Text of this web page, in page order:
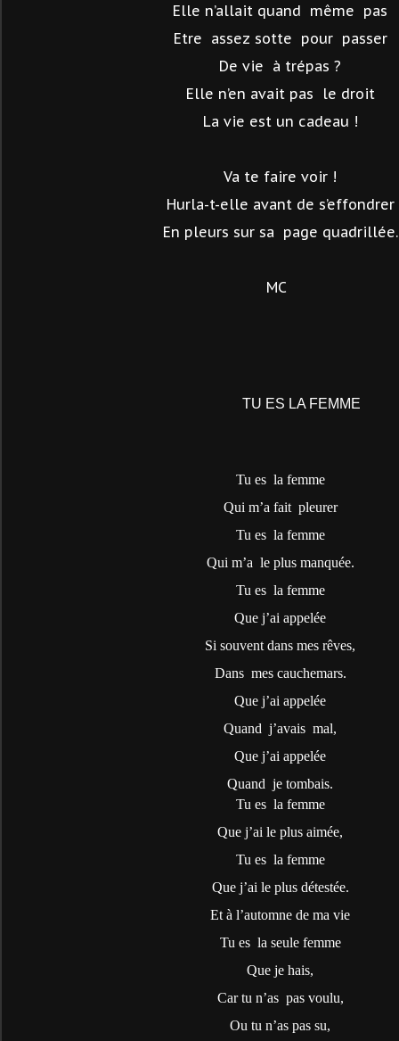
Elle n’allait quand même pas
Etre assez sotte pour passer
De vie à trépas ?
Elle n’en avait pas
le droit
La vie est un cadeau !
Va te faire voir !
Hurla-t-elle avant de s’effondrer
En pleurs sur sa page quadrillée.
MC
TU ES LA FEMME
Tu es la femme
Qui m’a fait pleurer
Tu es la femme
Qui m’a le plus manquée.
Tu es la femme
Que j’ai appelée
Si souvent dans mes rêves,
Dans mes cauchemars.
Que j’ai appelée
Quand j’avais mal,
Que j’ai appelée
Quand je tombais.
Tu es la femme
Que j’ai le plus aimée,
Tu es la femme
Que j’ai le plus détestée.
Et à l’automne de ma vie
Tu es la seule femme
Que je hais,
Car tu n’as pas voulu,
Ou tu n’as pas su,